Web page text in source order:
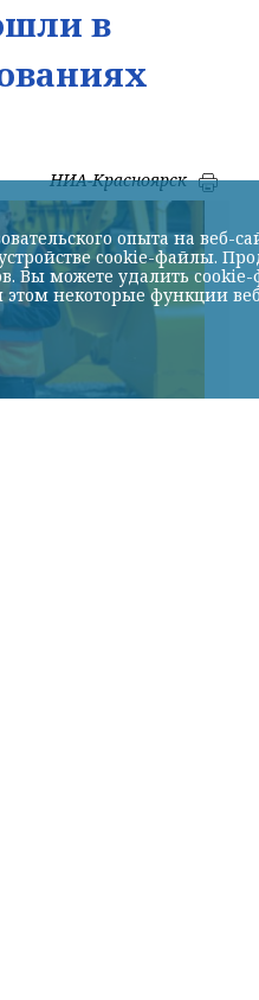
в
НИА-Красноярск
опыта на веб-
cookie-файлы.
можете удалить cookie-
некоторые функции